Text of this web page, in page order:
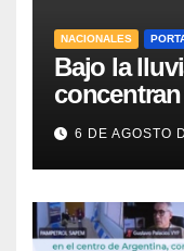
NACIONALES
Bajo la
contra de
Privada
6 DE AGOSTO